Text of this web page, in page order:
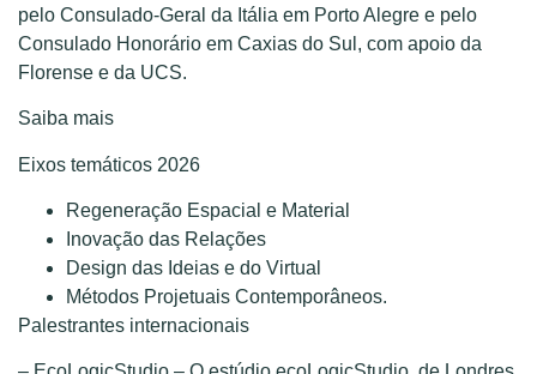
pelo Consulado-Geral da Itália em Porto Alegre e pelo
Consulado Honorário em Caxias do Sul, com apoio da
Florense e da UCS.
Saiba mais
Eixos temáticos 2026
Regeneração Espacial e Material
Inovação das Relações
Design das Ideias e do Virtual
Métodos Projetuais Contemporâneos.
Palestrantes internacionais